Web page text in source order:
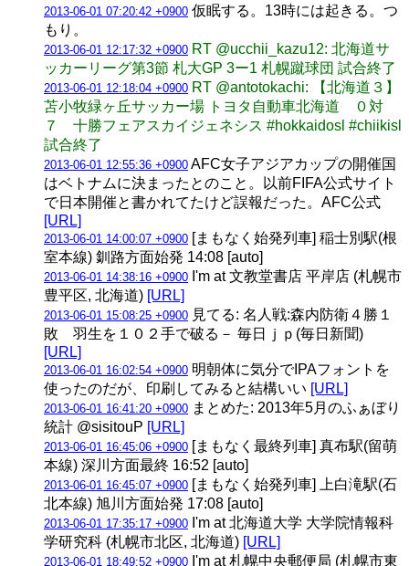
2013-06-01 07:20:42 +0900 仮眠する。13時には起きる。つ
もり。
2013-06-01 12:17:32 +0900 RT @ucchii_kazu12: 北海道サ
ッカーリーグ第3節 札大GP 3ー1 札幌蹴球団 試合終了
2013-06-01 12:18:04 +0900 RT @antotokachi: 【北海道３】
苫小牧緑ヶ丘サッカー場 トヨタ自動車北海道 ０対
７ 十勝フェアスカイジェネシス #hokkaidosl #chiikisl
試合終了
2013-06-01 12:55:36 +0900 AFC女子アジアカップの開催国
はベトナムに決まったとのこと。以前FIFA公式サイト
で日本開催と書かれてたけど誤報だった。AFC公式
[URL]
2013-06-01 14:00:07 +0900 [まもなく始発列車] 稲士別駅(根
室本線) 釧路方面始発 14:08 [auto]
2013-06-01 14:38:16 +0900 I'm at 文教堂書店 平岸店 (札幌市
豊平区, 北海道) [URL]
2013-06-01 15:08:25 +0900 見てる: 名人戦:森内防衛４勝１
敗 羽生を１０２手で破る－ 毎日ｊｐ(毎日新聞)
[URL]
2013-06-01 16:02:54 +0900 明朝体に気分でIPAフォントを
使ったのだが、印刷してみると結構いい [URL]
2013-06-01 16:41:20 +0900 まとめた: 2013年5月のふぁぼり
統計 @sisitouP [URL]
2013-06-01 16:45:06 +0900 [まもなく最終列車] 真布駅(留萌
本線) 深川方面最終 16:52 [auto]
2013-06-01 16:45:07 +0900 [まもなく始発列車] 上白滝駅(石
北本線) 旭川方面始発 17:08 [auto]
2013-06-01 17:35:17 +0900 I'm at 北海道大学 大学院情報科
学研究科 (札幌市北区, 北海道) [URL]
2013-06-01 18:49:52 +0900 I'm at 札幌中央郵便局 (札幌市東